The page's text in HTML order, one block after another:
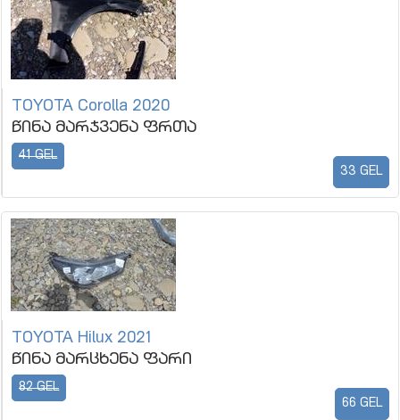
TOYOTA Corolla 2020
წინა მარჯვენა ფრთა
41 GEL
33 GEL
TOYOTA Hilux 2021
წინა მარცხენა ფარი
82 GEL
66 GEL